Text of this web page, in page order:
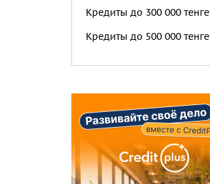
Кредиты до 300 000 тенге
Кредиты до 500 000 тенге